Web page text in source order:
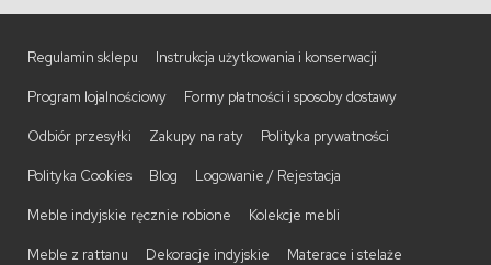
Regulamin sklepu Instrukcja użytkowania i konserwacji
Program lojalnościowy Formy płatności i sposoby dostawy
Odbiór przesyłki Zakupy na raty Polityka prywatności
Polityka Cookies Blog Logowanie / Rejestacja
Meble indyjskie ręcznie robione Kolekcje mebli
Meble z rattanu Dekoracje indyjskie Materace i stelaże